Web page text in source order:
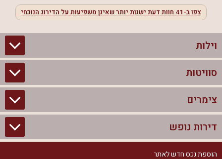
צפו ב-41חוות דעת ישנות יותר שאינן משפיעות על הדירוג הנוכחי
וילות
וילות בצפון
וילות להשכרה
וילות למסיבת רווקים
סוויטות
סוויטות בצפון
צימרים לזוגות עם בריכה פרטית
צימרים
צימרים בצפון
צימרים לזוגות
דירות נופש
הוספת נכס חדש לאתר